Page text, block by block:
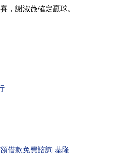
，謝淑薇確定贏球。
借款免費諮詢 基隆